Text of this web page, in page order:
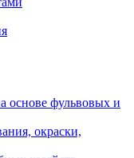
основе фульвовых и
окраски,